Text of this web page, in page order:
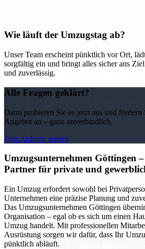
Wie läuft der Umzugstag ab?
Unser Team erscheint pünktlich vor Ort,
sorgfältig ein und bringt alles sicher ans
und zuverlässig.
Alle Fragen geklärt?
Dann probieren Sie es jetzt aus und
Angebot an – ganz unverbindlich.
Jetzt Anfrage starten
Umzugsunternehmen Göttingen
Partner für private und
Ein Umzug erfordert sowohl bei
Unternehmen eine präzise Planung und
Das Umzugsunternehmen Göttingen
Organisation – egal ob es sich um einen
Umzug handelt. Mit professionellen
Ausrüstung sorgen wir dafür, dass Ihr
pünktlich abläuft.